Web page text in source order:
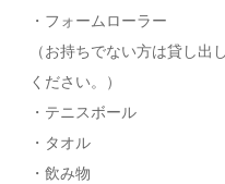
・フォームローラー
（お持ちでない方は貸し
ください。）
・テニスボール
・タオル
・飲み物